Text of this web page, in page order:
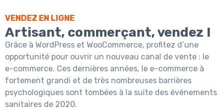
VENDEZ EN LIGNE
Artisant, commerçant, vendez !
Grâce à WordPress et WooCommerce, profitez d’une
opportunité pour ouvrir un nouveau canal de vente : le
e-commerce. Ces dernières années, le e-commerce à
fortement grandi et de très nombreuses barrières
psychologiques sont tombées à la suite des événements
sanitaires de 2020.